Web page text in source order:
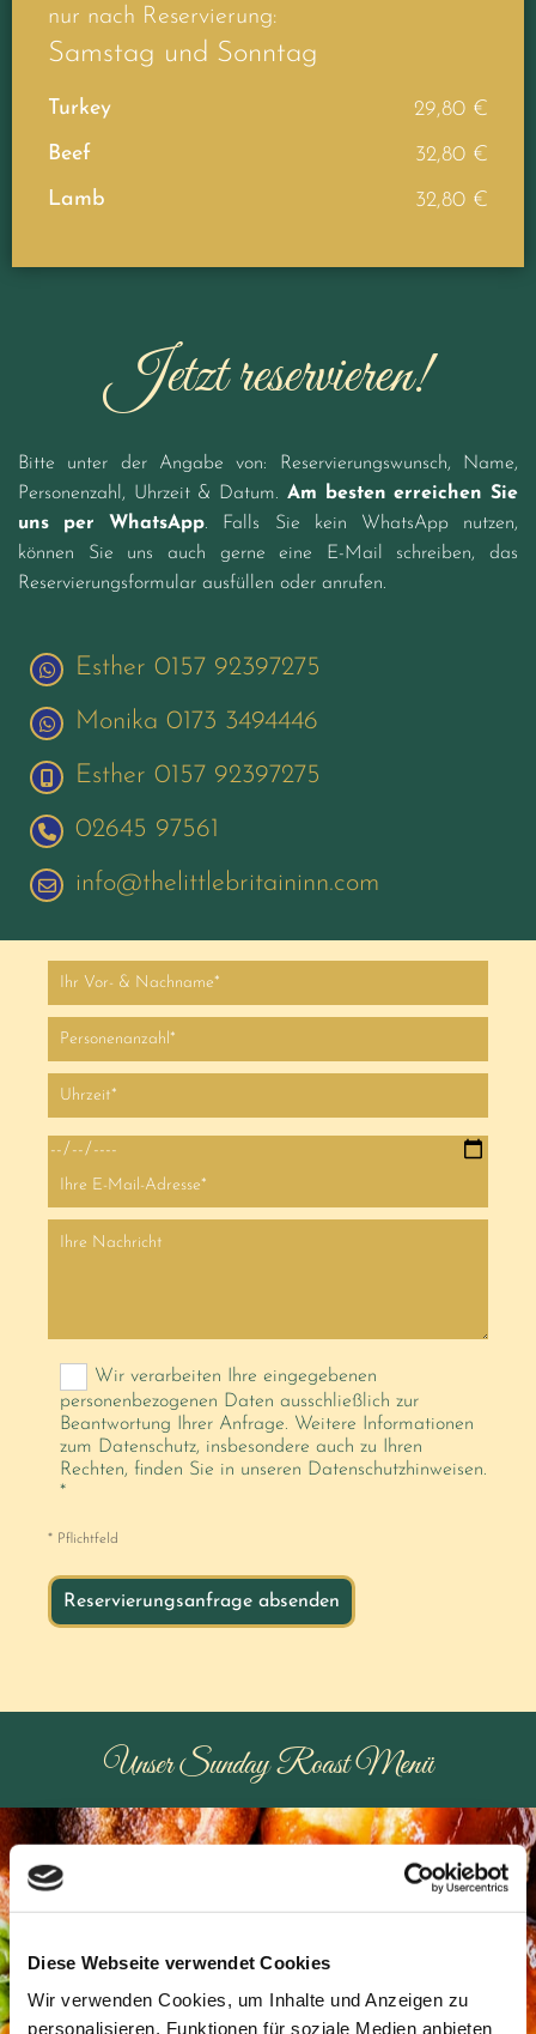
Diese Webseite verwendet Cookies
Wir verwenden Cookies, um Inhalte und Anzeigen zu
personalisieren, Funktionen für soziale Medien anbieten
nur nach Reservierung:
Samstag und Sonntag
Turkey
29,80 €
Beef
32,80 €
Lamb
32,80 €
Jetzt reservieren!
Bitte unter der Angabe von: Reservierungswunsch, Name,
Personenzahl, Uhrzeit & Datum. Am besten erreichen Sie
uns per WhatsApp. Falls Sie kein WhatsApp nutzen,
können Sie uns auch gerne eine E-Mail schreiben, das
Reservierungsformular ausfüllen oder anrufen.
Esther 0157 92397275
Monika 0173 3494446
Esther 0157 92397275
02645 97561
info@thelittlebritaininn.com
Wir verarbeiten Ihre eingegebenen
personenbezogenen Daten ausschließlich zur
Beantwortung Ihrer Anfrage. Weitere Informationen
zum Datenschutz, insbesondere auch zu Ihren
Rechten, finden Sie in unseren Datenschutzhinweisen.
*
* Pflichtfeld
Unser Sunday Roast Menü